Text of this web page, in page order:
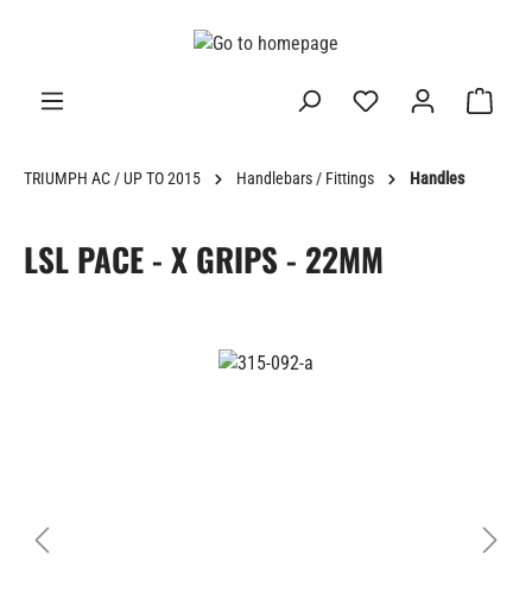
TRIUMPH AC / UP TO 2015 Handlebars / Fittings Handles
LSL PACE - X GRIPS - 22MM